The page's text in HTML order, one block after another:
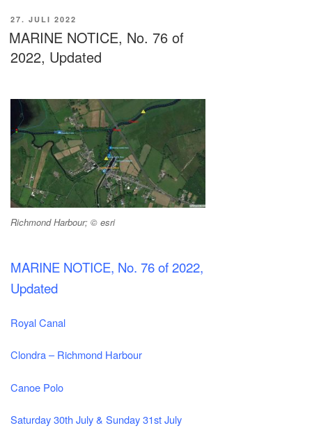
VERÖFFENTLICHT
AM
27. JULI 2022
MARINE NOTICE, No. 76 of
2022, Updated
Richmond Harbour; © esri
MARINE NOTICE, No. 76 of 2022,
Updated
Royal Canal
Clondra – Richmond Harbour
Canoe Polo
Saturday 30th July & Sunday 31st July